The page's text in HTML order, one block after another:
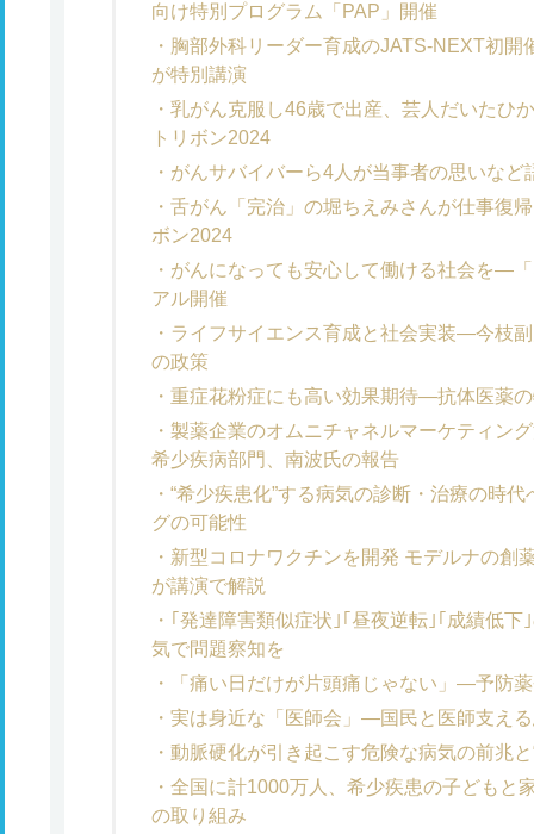
向け特別プログラム「PAP」開催
胸部外科リーダー育成のJATS-NEXT初
が特別講演
乳がん克服し46歳で出産、芸人だいたひ
トリボン2024
がんサバイバーら4人が当事者の思いな
舌がん「完治」の堀ちえみさんが仕事復
ボン2024
がんになっても安心して働ける社会を―
アル開催
ライフサイエンス育成と社会実装―今枝
の政策
重症花粉症にも高い効果期待―抗体医薬
製薬企業のオムニチャネルマーケティ
希少疾病部門、南波氏の報告
“希少疾患化”する病気の診断・治療の時
グの可能性
新型コロナワクチンを開発 モデルナの創
が講演で解説
｢発達障害類似症状｣｢昼夜逆転｣｢成績低
気で問題察知を
「痛い日だけが片頭痛じゃない」―予防
実は身近な「医師会」―国民と医師支え
動脈硬化が引き起こす危険な病気の前兆
全国に計1000万人、希少疾患の子どもと
の取り組み